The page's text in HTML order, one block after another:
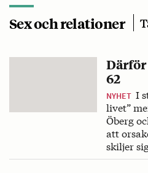
Sex och relationer
62
NYHET I
livet”
Öberg
att
skiljer